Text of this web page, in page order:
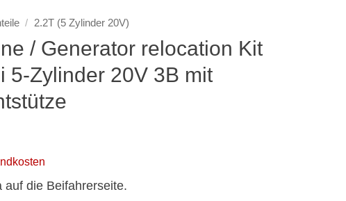
/ 2.2T (5 Zylinder 20V)
/ Generator relocation Kit
5-Zylinder 20V 3B mit
auf die Beifahrerseite.